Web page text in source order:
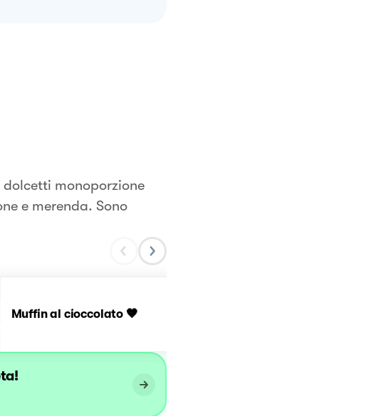
monoporzione
e merenda. Sono
Muffin al cioccolato 🤎